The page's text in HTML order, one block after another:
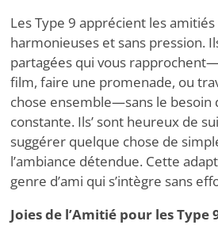
Les Type 9 apprécient les
harmonieuses et sans pression.
partagées qui vous
film, faire une promenade, ou
chose ensemble—sans le besoin
constante. Ils’ sont heureux de
suggérer quelque chose de
l’ambiance détendue. Cette
genre d’ami qui s’intègre sans
Joies de l’Amitié pour les Type